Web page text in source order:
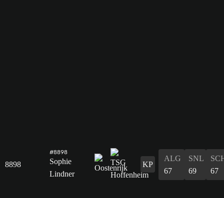
8898
#8898
Sophie
Lindner
KP
ALG
67
SNL
69
67